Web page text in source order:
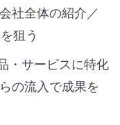
社全体の紹介／
狙う
・サービスに特化
の流入で成果を